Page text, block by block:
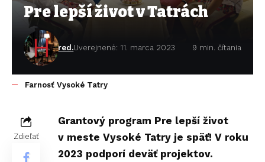
Pre lepší život v Tatrách
red.Uverejnené: 11. marca 2023 9 min. čítania
Farnosť Vysoké Tatry
Zdieľať
Grantový program Pre lepší život
v meste Vysoké Tatry je späť! V roku
2023 podporí deväť projektov.